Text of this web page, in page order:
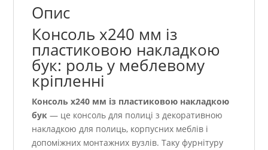
Опис
Консоль х240 мм із
пластиковою накладкою
бук: роль у меблевому
кріпленні
Консоль х240 мм із пластиковою накладкою
бук — це консоль для полиці з декоративною
накладкою для полиць, корпусних меблів і
допоміжних монтажних вузлів. Таку фурнітуру